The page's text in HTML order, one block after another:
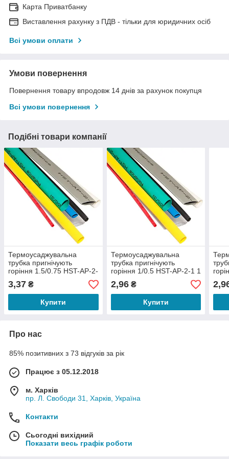
Карта Приватбанку
Виставлення рахунку з ПДВ - тільки для юридичних осіб
Всі умови оплати
Умови повернення
Повернення товару впродовж 14 днів за рахунок покупця
Всі умови повернення
Подібні товари компанії
Термоусаджувальна
трубка пригнічують
горіння 1.5/0.75 HST-AP-2-
1 1 метр
3,37 ₴
Купити
Термоусаджувальна
трубка пригнічують
горіння 1/0.5 HST-AP-2-1 1
метр
2,96₴
Купити
Про нас
85% позитивних з 73 відгуків за рік
Працює з 05.12.2018
м. Харків
пр. Л. Свободи 31, Харків, Україна
Контакти
Сьогодні вихідний
Показати весь графік роботи